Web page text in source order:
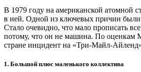
В 1979 году на американской атомной
в ней. Одной из ключевых причин были
Стало очевидно, что мало прописать
потому, что он не машина. По оценкам
стране инцидент на «Три-Майл-
1. Большой плюс маленького коллектива